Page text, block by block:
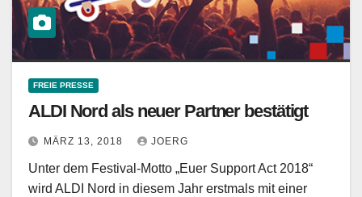
FREIE PRESSE
ALDI Nord als neuer Partner bestätigt
MÄRZ 13, 2018 JOERG
Unter dem Festival-Motto „Euer Support Act 2018“
wird ALDI Nord in diesem Jahr erstmals mit einer